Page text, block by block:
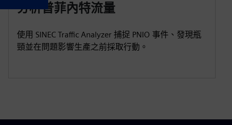
分析普菲內特流量
使用 SINEC Traffic Analyzer 捕捉 PNIO 事件、發現瓶
頸並在問題影響生產之前採取行動。